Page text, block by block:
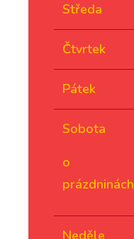
Středa
Čtvrtek
Pátek
Sobota
o
prázdninách